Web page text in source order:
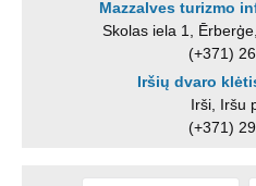
Mazzalves turizmo
Skolas iela 1,
(+371)
Iršių dvaro
Irši, Iršu
(+371)